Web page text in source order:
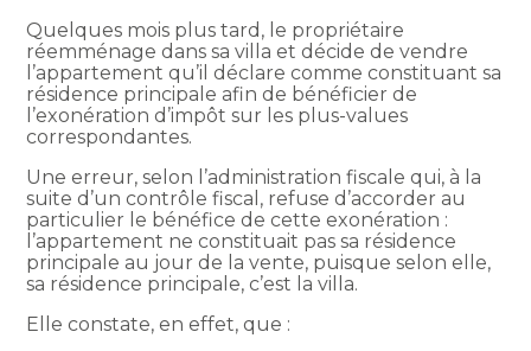
Quelques mois plus tard, le propriétaire
réemménage dans sa villa et décide de vendre
l’appartement qu’il déclare comme constituant sa
résidence principale afin de bénéficier de
l’exonération d’impôt sur les plus-values
correspondantes.
Une erreur, selon l’administration fiscale qui, à la
suite d’un contrôle fiscal, refuse d’accorder au
particulier le bénéfice de cette exonération :
l’appartement ne constituait pas sa résidence
principale au jour de la vente, puisque selon elle,
sa résidence principale, c’est la villa.
Elle constate, en effet, que :